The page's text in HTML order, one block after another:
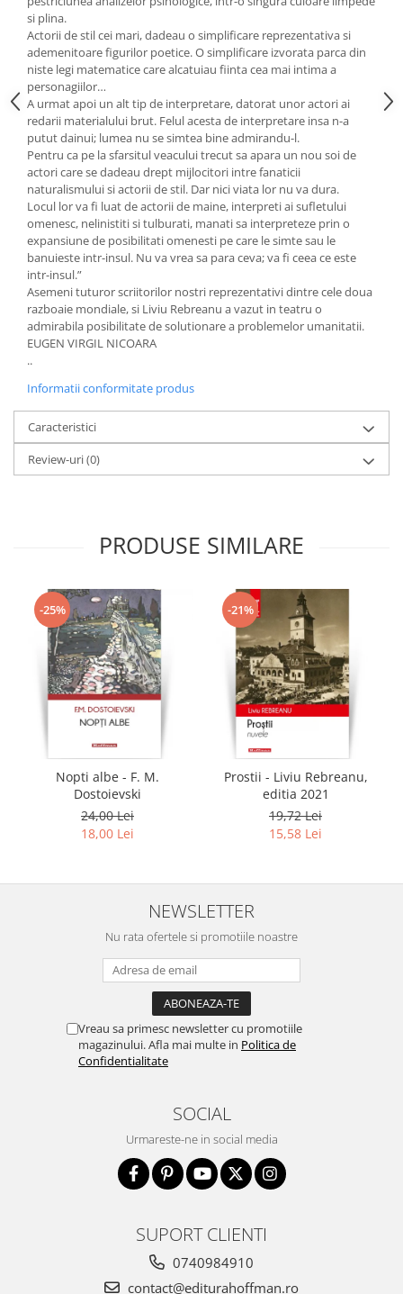
si plina.
Actorii de stil cei mari, dadeau o simplificare reprezentativa si
ademenitoare figurilor poetice. O simplificare izvorata parca din
niste legi matematice care alcatuiau fiinta cea mai intima a
personagiilor…
A urmat apoi un alt tip de interpretare, datorat unor actori ai
redarii materialului brut. Felul acesta de interpretare insa n-a
putut dainui; lumea nu se simtea bine admirandu-l.
Pentru ca pe la sfarsitul veacului trecut sa apara un nou soi de
actori care se dadeau drept mijlocitori intre fanaticii
naturalismului si actorii de stil. Dar nici viata lor nu va dura.
Locul lor va fi luat de actorii de maine, interpreti ai sufletului
omenesc, nelinistiti si tulburati, manati sa interpreteze prin o
expansiune de posibilitati omenesti pe care le simte sau le
banuieste intr-insul. Nu va vrea sa para ceva; va fi ceea ce este
intr-insul.”
Asemeni tuturor scriitorilor nostri reprezentativi dintre cele doua
razboaie mondiale, si Liviu Rebreanu a vazut in teatru o
admirabila posibilitate de solutionare a problemelor umanitatii.
EUGEN VIRGIL NICOARA
..
Informatii conformitate produs
Caracteristici
Review-uri(0)
PRODUSE SIMILARE
-25%
Nopti albe - F. M.
Dostoievski
24,00 Lei
18,00 Lei
-21%
Prostii - Liviu Rebreanu,
editia 2021
19,72 Lei
15,58 Lei
NEWSLETTER
Nu rata ofertele si promotiile noastre
Vreau sa primesc newsletter cu promotiile
magazinului. Afla mai multe in Politica de
Confidentialitate
SOCIAL
Urmareste-ne in social media
SUPORT CLIENTI
0740984910
contact@editurahoffman.ro